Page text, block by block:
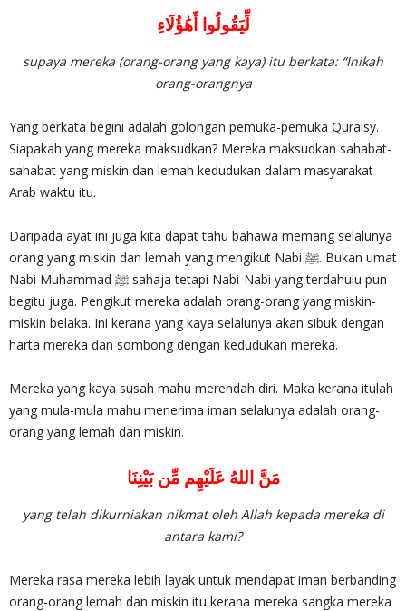
لِّيَقُولُوا أَهَٰؤُلَاءِ
supaya mereka (orang-orang yang kaya) itu berkata: “Inikah
orang-orangnya
Yang berkata begini adalah golongan pemuka-pemuka Quraisy.
Siapakah yang mereka maksudkan? Mereka maksudkan sahabat-
sahabat yang miskin dan lemah kedudukan dalam masyarakat
Arab waktu itu.
Daripada ayat ini juga kita dapat tahu bahawa memang selalunya
orang yang miskin dan lemah yang mengikut Nabi ﷺ‎. Bukan umat
Nabi Muhammad ﷺ sahaja tetapi Nabi-Nabi yang terdahulu pun
begitu juga. Pengikut mereka adalah orang-orang yang miskin-
miskin belaka. Ini kerana yang kaya selalunya akan sibuk dengan
harta mereka dan sombong dengan kedudukan mereka.
Mereka yang kaya susah mahu merendah diri. Maka kerana itulah
yang mula-mula mahu menerima iman selalunya adalah orang-
orang yang lemah dan miskin.
مَنَّ اللهُ عَلَيْهِم مِّن بَيْنِنَا
yang telah dikurniakan nikmat oleh Allah kepada mereka di
antara kami?
Mereka rasa mereka lebih layak untuk mendapat iman berbanding
orang-orang lemah dan miskin itu kerana mereka sangka mereka